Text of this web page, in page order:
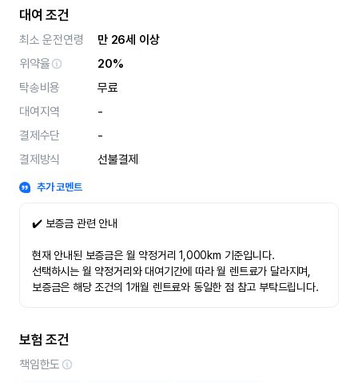
대여 조건
최소 운전연령
만 26세 이상
위약율
20%
탁송비용
무료
대여지역
-
결제수단
-
결제방식
선불결제
추가 코멘트
✔️ 보증금 관련 안내
현재 안내된 보증금은 월 약정거리 1,000km 기준입니다.
선택하시는 월 약정거리와 대여기간에 따라 월 렌트료가 달라지며,
보증금은 해당 조건의 1개월 렌트료와 동일한 점 참고 부탁드립니다.
보험 조건
책임한도